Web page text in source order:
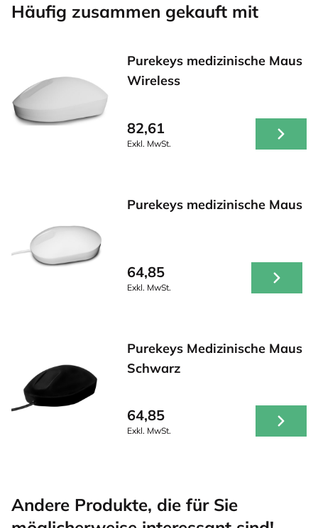
Häufig zusammen gekauft mit
Purekeys medizinische Maus
Wireless
82,61
Exkl. MwSt.
Purekeys medizinische Maus
64,85
Exkl. MwSt.
Purekeys Medizinische Maus
Schwarz
64,85
Exkl. MwSt.
Andere Produkte, die für Sie